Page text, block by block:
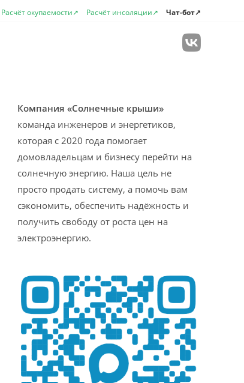
Расчёт окупаемости↗ Расчёт инсоляции↗ Чат-бот↗
Компания «Солнечные крыши»
команда инженеров и энергетиков,
которая с 2020 года помогает
домовладельцам и бизнесу перейти на
солнечную энергию. Наша цель не
просто продать систему, а помочь вам
сэкономить, обеспечить надёжность и
получить свободу от роста цен на
электроэнергию.